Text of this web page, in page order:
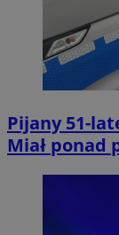
Pijany 51-
Miał ponad